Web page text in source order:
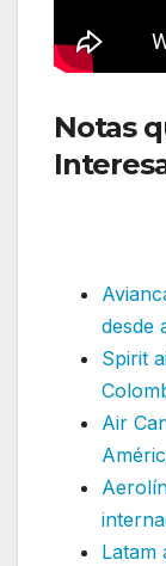
Notas
desde
Spirit
Air
Latam